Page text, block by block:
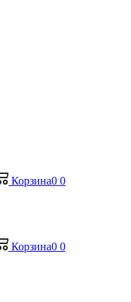
Корзина0 0
Корзина0 0